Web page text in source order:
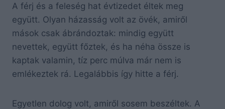
A férj és a feleség hat évtizedet éltek meg
együtt. Olyan házasság volt az övék, amiről
mások csak ábrándoztak: mindig együtt
nevettek, együtt főztek, és ha néha össze is
kaptak valamin, tíz perc múlva már nem is
emlékeztek rá. Legalábbis így hitte a férj.
Egyetlen dolog volt, amiről sosem beszéltek. A